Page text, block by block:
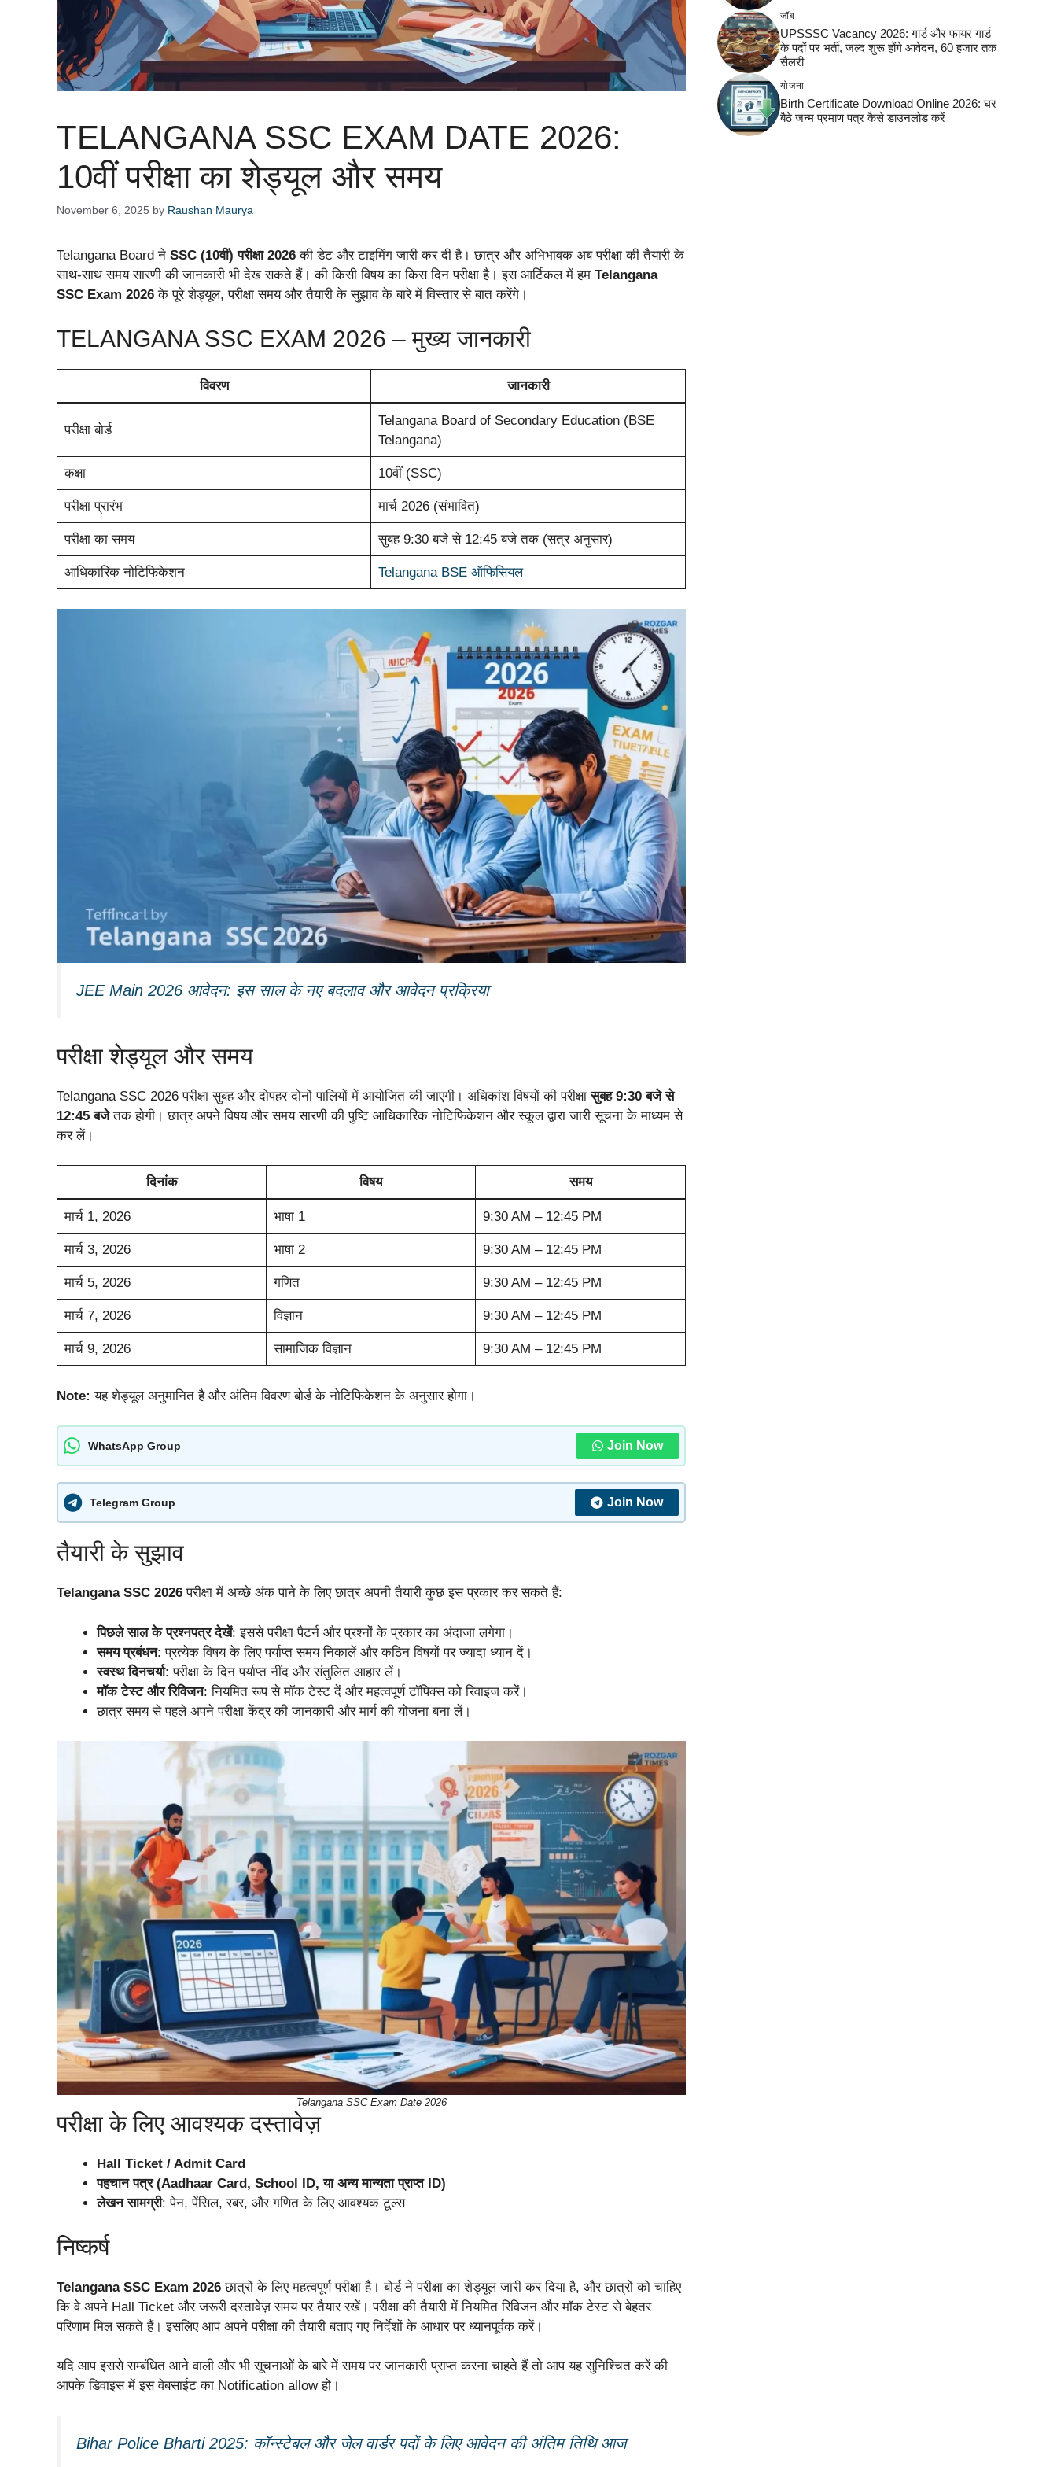
TELANGANA SSC EXAM DATE 2026:
10वीं परीक्षा का शेड्यूल और समय
November 6, 2025 by Raushan Maurya
Telangana Board ने SSC (10वीं) परीक्षा 2026 की डेट और टाइमिंग जारी कर दी है। छात्र और अभिभावक अब परीक्षा की तैयारी के
साथ-साथ समय सारणी की जानकारी भी देख सकते हैं। की किसी विषय का किस दिन परीक्षा है। इस आर्टिकल में हम Telangana
SSC Exam 2026 के पूरे शेड्यूल, परीक्षा समय और तैयारी के सुझाव के बारे में विस्तार से बात करेंगे।
TELANGANA SSC EXAM 2026 – मुख्य जानकारी
विवरण जानकारी
परीक्षा बोर्ड
Telangana Board of Secondary Education (BSE
Telangana)
कक्षा 10वीं (SSC)
परीक्षा प्रारंभ मार्च 2026 (संभावित)
परीक्षा का समय सुबह 9:30 बजे से 12:45 बजे तक (सत्र अनुसार)
आधिकारिक नोटिफिकेशन Telangana BSE ऑफिसियल
JEE Main 2026 आवेदन: इस साल के नए बदलाव और आवेदन प्रक्रिया
परीक्षा शेड्यूल और समय
Telangana SSC 2026 परीक्षा सुबह और दोपहर दोनों पालियों में आयोजित की जाएगी। अधिकांश विषयों की परीक्षासुबह 9:30 बजे से
12:45 बजेतक होगी। छात्र अपने विषय और समय सारणी की पुष्टि आधिकारिक नोटिफिकेशन और स्कूल द्वारा जारी सूचना के माध्यम से
कर लें।
दिनांक विषय समय
मार्च 1, 2026 भाषा 1 9:30 AM – 12:45 PM
मार्च 3, 2026 भाषा 2 9:30 AM – 12:45 PM
मार्च 5, 2026 गणित 9:30 AM – 12:45 PM
मार्च 7, 2026 विज्ञान 9:30 AM – 12:45 PM
मार्च 9, 2026 सामाजिक विज्ञान 9:30 AM – 12:45 PM
Note: यह शेड्यूल अनुमानित है और अंतिम विवरण बोर्ड के नोटिफिकेशन के अनुसार होगा।
WhatsApp Group Join Now
Telegram Group Join Now
तैयारी के सुझाव
Telangana SSC 2026 परीक्षा में अच्छे अंक पाने के लिए छात्र अपनी तैयारी कुछ इस प्रकार कर सकते हैं:
पिछले साल के प्रश्नपत्र देखें: इससे परीक्षा पैटर्न और प्रश्नों के प्रकार का अंदाजा लगेगा।
समय प्रबंधन: प्रत्येक विषय के लिए पर्याप्त समय निकालें और कठिन विषयों पर ज्यादा ध्यान दें।
स्वस्थ दिनचर्या: परीक्षा के दिन पर्याप्त नींद और संतुलित आहार लें।
मॉक टेस्ट और रिविजन: नियमित रूप से मॉक टेस्ट दें और महत्वपूर्ण टॉपिक्स को रिवाइज करें।
छात्र समय से पहले अपने परीक्षा केंद्र की जानकारी और मार्ग की योजना बना लें।
Telangana SSC Exam Date 2026
परीक्षा के लिए आवश्यक दस्तावेज़
Hall Ticket / Admit Card
पहचान पत्र (Aadhaar Card, School ID, या अन्य मान्यता प्राप्त ID)
लेखन सामग्री: पेन, पेंसिल, रबर, और गणित के लिए आवश्यक टूल्स
निष्कर्ष
Telangana SSC Exam 2026 छात्रों के लिए महत्वपूर्ण परीक्षा है। बोर्ड ने परीक्षा का शेड्यूल जारी कर दिया है, और छात्रों को चाहिए
कि वे अपने Hall Ticket और जरूरी दस्तावेज़ समय पर तैयार रखें। परीक्षा की तैयारी में नियमित रिविजन और मॉक टेस्ट से बेहतर
परिणाम मिल सकते हैं। इसलिए आप अपने परीक्षा की तैयारी बताए गए निर्देशों के आधार पर ध्यानपूर्वक करें।
यदि आप इससे सम्बंधित आने वाली और भी सूचनाओं के बारे में समय पर जानकारी प्राप्त करना चाहते हैं तो आप यह सुनिश्चित करें की
आपके डिवाइस में इस वेबसाईट का Notification allow हो।
Bihar Police Bharti 2025: कॉन्स्टेबल और जेल वार्डर पदों के लिए आवेदन की अंतिम तिथि आज
जॉब
UPSSSC Vacancy 2026: गार्ड और फायर गार्ड
के पदों पर भर्ती, जल्द शुरू होंगे आवेदन, 60 हजार तक
सैलरी
योजना
Birth Certificate Download Online 2026: घर
बैठे जन्म प्रमाण पत्र कैसे डाउनलोड करें